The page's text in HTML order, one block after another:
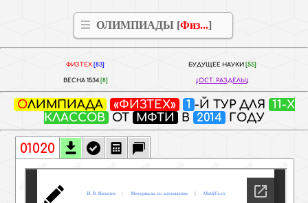
ОЛИМПИАДЫ [Физ...]
ФИЗТЕХ [83] БУДУЩЕЕ НАУКИ [55]
ВЕСНА 1534 [8] ОСТ. РАЗДЕЛЫ
ОЛИМПИАДА «ФИЗТЕХ» 1 -Й ТУР ДЛЯ 11-Х
КЛАССОВ ОТ МФТИ В 2014 ГОДУ
01020